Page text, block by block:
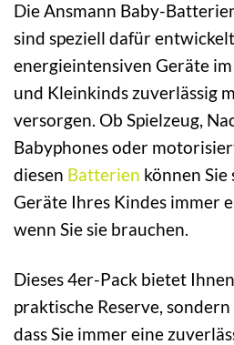
Die Ansmann Baby-
sind speziell dafür
energieintensiven Geräte
und Kleinkinds zuverlässig
versorgen. Ob Spielzeug,
Babyphones oder
diesen Batterien können Sie
Geräte Ihres Kindes immer
wenn Sie sie brauchen.
Dieses 4er-Pack bietet
praktische Reserve,
dass Sie immer eine